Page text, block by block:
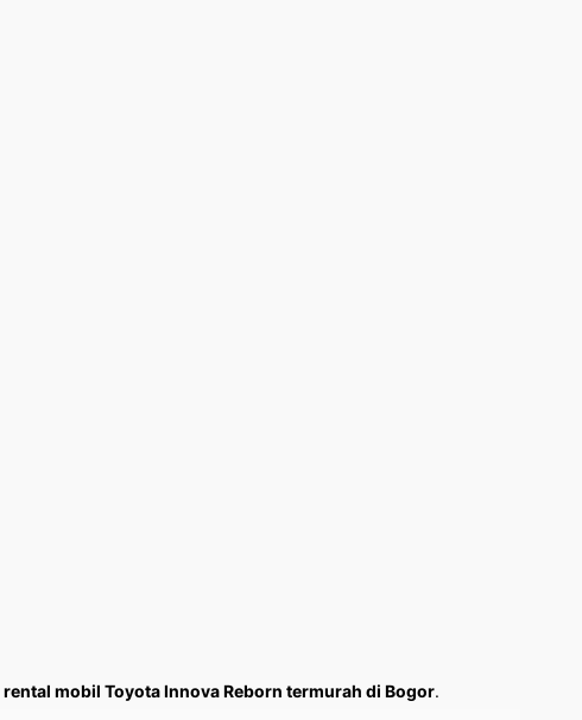
rental mobil Toyota Innova Reborn termurah di Bogor.